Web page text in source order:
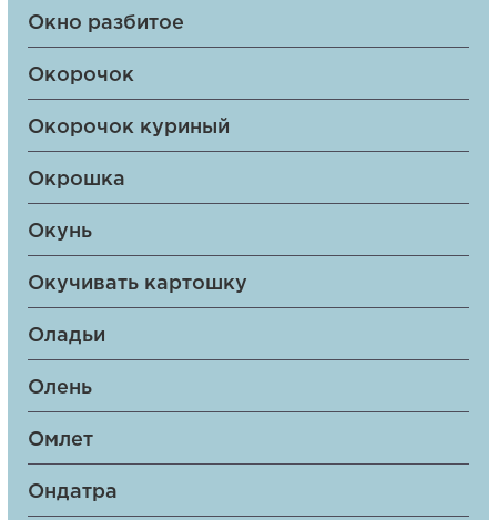
Окно разбитое
Окорочок
Окорочок куриный
Окрошка
Окунь
Окучивать картошку
Оладьи
Олень
Омлет
Ондатра